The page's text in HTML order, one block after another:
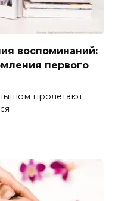
воспоминаний:
первого
пролетают